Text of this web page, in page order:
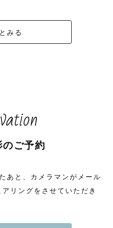
みる
のご予約
あと、カメラマンがメール
リングをさせていただき